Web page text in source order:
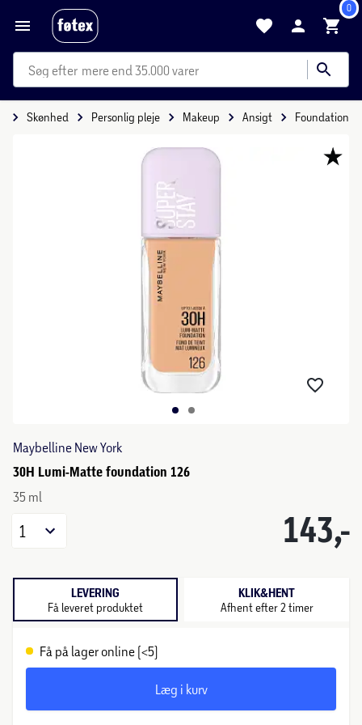
0
mere end 35.000 varer
Skønhed Personlig pleje Makeup Ansigt Foundation
Maybelline New York
30H Lumi-Matte foundation 126
35 ml
143,-
1
LEVERING
Få leveret produktet
KLIK&HENT
Afhent efter 2 timer
Få på lager online (<5)
Læg i kurv